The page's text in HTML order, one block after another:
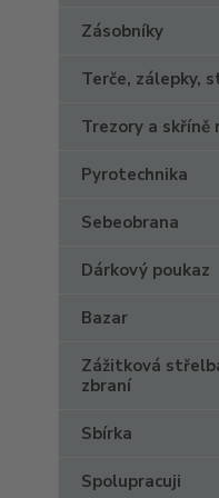
Zásobníky
Terče, zálepky,
Trezory a skříně
Pyrotechnika
Sebeobrana
Dárkový poukaz
Bazar
Zážitková
zbraní
Sbírka
Spolupracuji